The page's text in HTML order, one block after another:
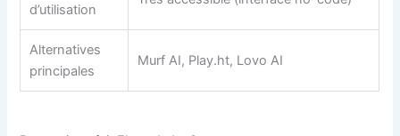
d’utilisation
Alternatives
principales
Murf AI, Play.ht, Lovo AI